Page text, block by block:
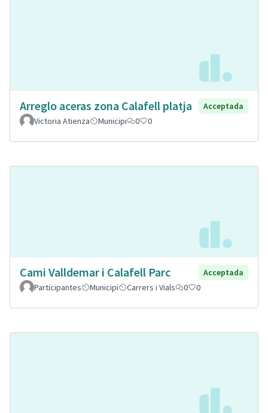
Arreglo aceras zona Calafell platja
Acceptada
Victoria Atienza
Municipi 0 0
Cami Valldemar i Calafell Parc
Acceptada
Participantes
Municipi Carrers i Vials 0 0